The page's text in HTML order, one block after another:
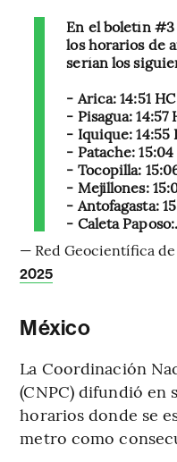
En el boletín
los horarios de
serían los
- Arica: 14:51 HC
- Pisagua: 14:57
- Iquique: 14:55
- Patache: 15:04
- Tocopilla:
- Mejillones:
- Antofagasta:
- Caleta
— Red Geocientífica de
2025
México
La Coordinación
(CNPC) difundió en
horarios donde se
metro como